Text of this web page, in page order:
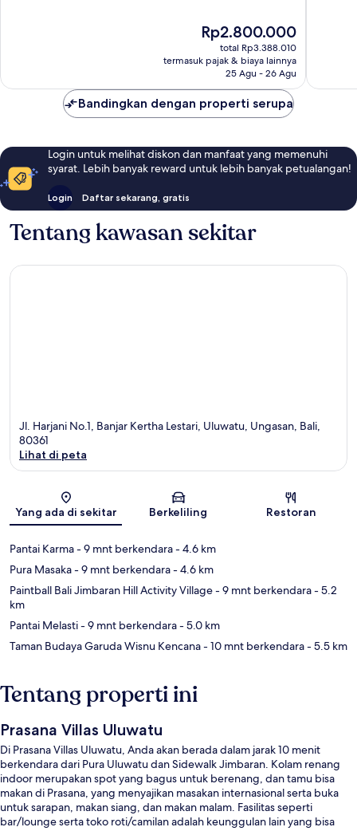
Harga
sekarang
Rp2.800.000
Rp2.800.000
total Rp3.388.010
termasuk pajak & biaya lainnya
25 Agu - 26 Agu
Bandingkan dengan properti serupa
Login untuk melihat diskon dan manfaat yang memenuhi
syarat. Lebih banyak reward untuk lebih banyak petualangan!
Login Daftar sekarang, gratis
Tentang kawasan sekitar
Jl. Harjani No.1, Banjar Kertha Lestari, Uluwatu, Ungasan, Bali,
80361
Lihat di peta
Yang ada di sekitar Berkeliling Restoran
Pantai Karma- 9 mnt berkendara- 4.6 km
Pura Masaka- 9 mnt berkendara- 4.6 km
Paintball Bali Jimbaran Hill Activity Village- 9 mnt berkendara- 5.2
km
Pantai Melasti- 9 mnt berkendara- 5.0 km
Taman Budaya Garuda Wisnu Kencana- 10 mnt berkendara- 5.5 km
Tentang properti ini
Prasana Villas Uluwatu
Di Prasana Villas Uluwatu, Anda akan berada dalam jarak 10 menit
berkendara dari Pura Uluwatu dan Sidewalk Jimbaran. Kolam renang
indoor merupakan spot yang bagus untuk berenang, dan tamu bisa
makan di Prasana, yang menyajikan masakan internasional serta buka
untuk sarapan, makan siang, dan makan malam. Fasilitas seperti
bar/lounge serta toko roti/camilan adalah keunggulan lain yang bisa